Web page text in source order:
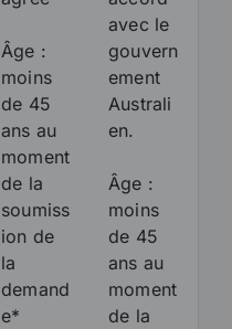
Âge :
moins
de 45
ans au
moment
de la
soumiss
ion de
la
demand
e*
avec le
gouvern
ement
Australi
en.
Âge :
moins
de 45
ans au
moment
de la